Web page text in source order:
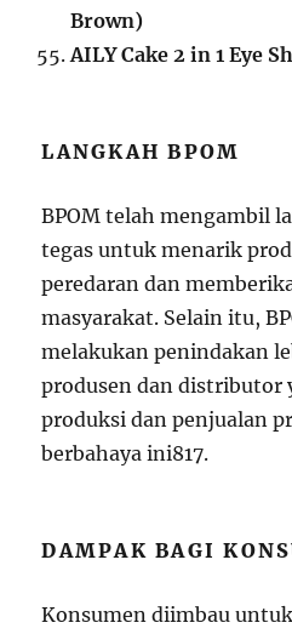
Brown)
AILY Cake 2 in 1 Eye
LANGKAH BPOM
BPOM telah mengambil
tegas untuk menarik
peredaran dan
masyarakat. Selain itu,
melakukan penindakan
produsen dan distributor
produksi dan penjualan
berbahaya ini817.
DAMPAK BAGI
Konsumen diimbau